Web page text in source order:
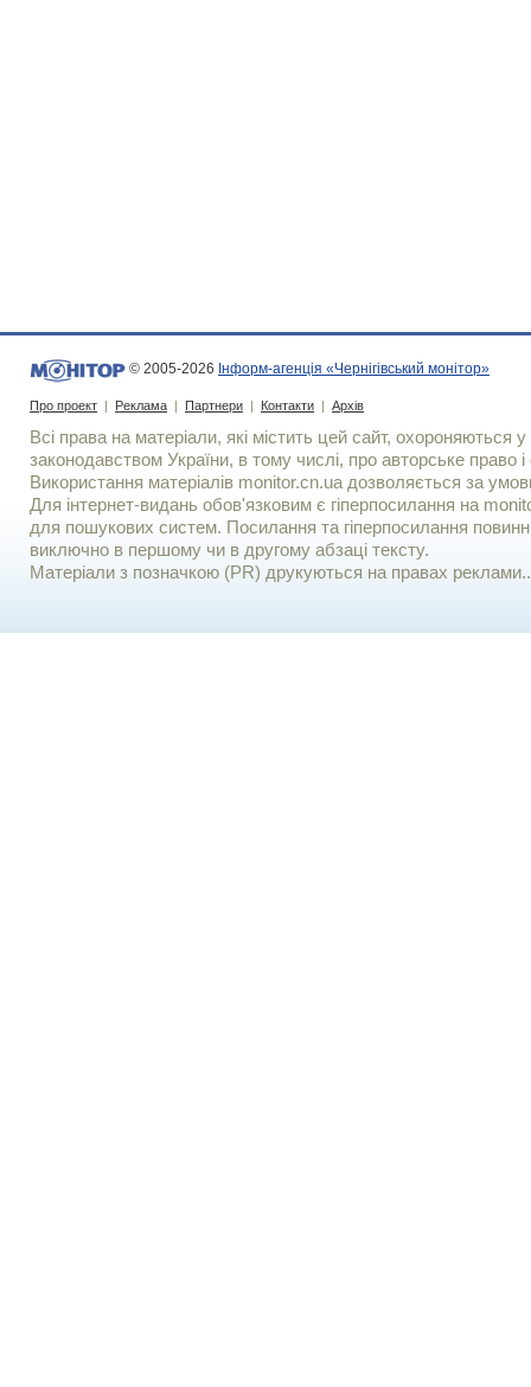
© 2005-2026 Інформ-агенція «Чернігівський монітор»
Про проект | Реклама | Партнери | Контакти | Архів
Всі права на матеріали, які містить цей сайт, охороняються у
законодавством України, в тому числі, про авторське право і
Використання матерiалiв monitor.cn.ua дозволяється за
Для iнтернет-видань обов'язковим є гiперпосилання на
для пошукових систем. Посилання та гіперпосилання
виключно в першому чи в другому абзаці тексту.
Матеріали з позначкою (PR) друкуються на правах реклами..